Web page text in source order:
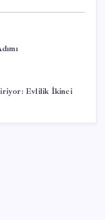
Evlilik İkinci